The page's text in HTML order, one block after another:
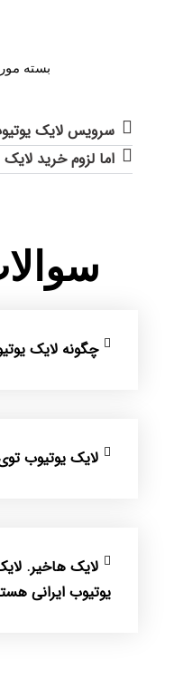
بسته
سرویس لایک
اما لزوم خرید
چگونه لایک
لایک یوتیوب توی
لایک هاخیر.
یوتیوب ایرانی